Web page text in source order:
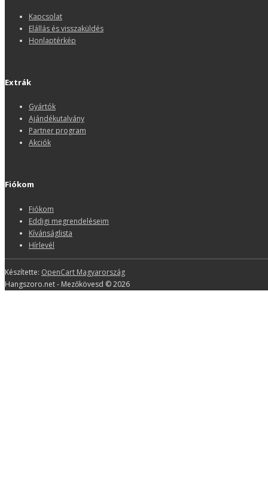
Kapcsolat
Elállás és visszaküldés
Honlaptérkép
Extrák
Gyártók
Ajándékutalvány
Partner program
Akciók
Fiókom
Fiókom
Eddigi megrendeléseim
Kívánságlista
Hírlevél
Készítette: OpenCart Magyarország
Hangszoro.net - Mezőkövesd © 2026